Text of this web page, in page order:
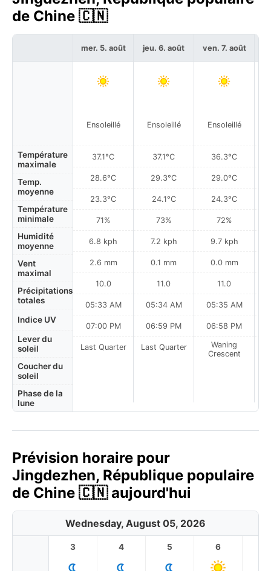
de Chine 🇨🇳
Température
maximale
Temp.
moyenne
Température
minimale
Humidité
moyenne
Vent
maximal
Précipitations
totales
Indice UV
Lever du
soleil
Coucher du
soleil
Phase de la
lune
mer. 5. août
Ensoleillé
37.1°C
28.6°C
23.3°C
71%
6.8 kph
2.6 mm
10.0
05:33 AM
07:00 PM
Last Quarter
jeu. 6. août
Ensoleillé
37.1°C
29.3°C
24.1°C
73%
7.2 kph
0.1 mm
11.0
05:34 AM
06:59 PM
Last Quarter
ven. 7. août
Ensoleillé
36.3°C
29.0°C
24.3°C
72%
9.7 kph
0.0 mm
11.0
05:35 AM
06:58 PM
Waning
Crescent
Prévision horaire pour
Jingdezhen, République populaire
de Chine 🇨🇳 aujourd'hui
Wednesday, August 05, 2026
3 4 5 6